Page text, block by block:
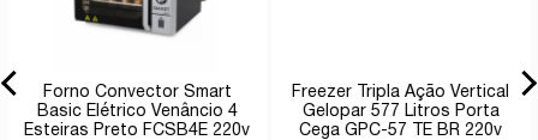
Forno Convector Smart
Basic Elétrico Venâncio 4
Esteiras Preto FCSB4E 220v
Freezer Tripla Ação Vertical
Gelopar 577 Litros Porta
Cega GPC-57 TE BR 220v